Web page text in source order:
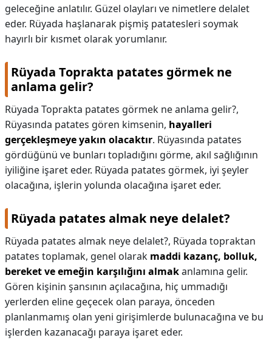
geleceğine anlatılır. Güzel olayları ve nimetlere delalet
eder. Rüyada haşlanarak pişmiş patatesleri soymak
hayırlı bir kısmet olarak yorumlanır.
Rüyada Toprakta patates görmek ne
anlama gelir?
Rüyada Toprakta patates görmek ne anlama gelir?,
Rüyasında patates gören kimsenin, hayalleri
gerçekleşmeye yakın olacaktır. Rüyasında patates
gördüğünü ve bunları topladığını görme, akıl sağlığının
iyiliğine işaret eder. Rüyada patates görmek, iyi şeyler
olacağına, işlerin yolunda olacağına işaret eder.
Rüyada patates almak neye delalet?
Rüyada patates almak neye delalet?, Rüyada topraktan
patates toplamak, genel olarak maddi kazanç, bolluk,
bereket ve emeğin karşılığını almakanlamına gelir.
Gören kişinin şansının açılacağına, hiç ummadığı
yerlerden eline geçecek olan paraya, önceden
planlanmamış olan yeni girişimlerde bulunacağına ve bu
işlerden kazanacağı paraya işaret eder.